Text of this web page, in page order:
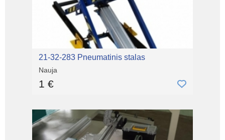
21-32-283 Pneumatinis stalas
Nauja
1 €